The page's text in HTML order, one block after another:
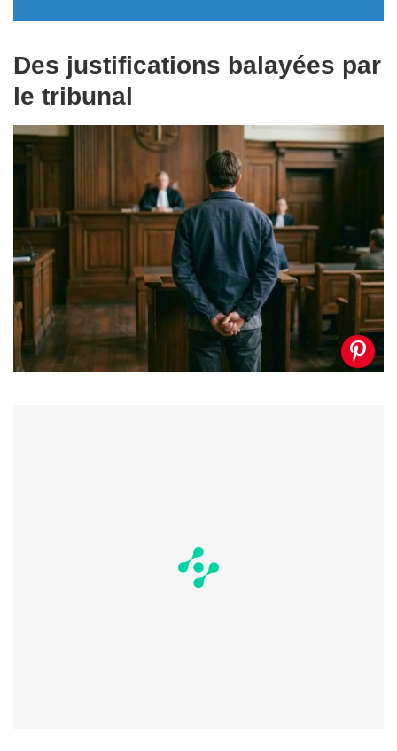
Des justifications balayées par
le tribunal